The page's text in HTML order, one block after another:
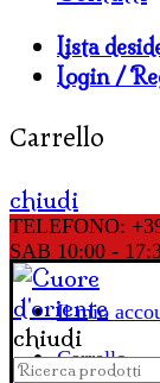
Lista
Login /
Carrello
chiudi
TELEFONO:
SAB 10:00 -
Il mio
Carrello
chiudi
Cerca: